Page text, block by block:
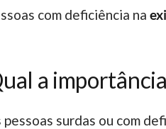
com deficiência na
a
pessoas surdas ou com